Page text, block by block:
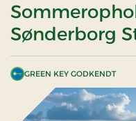
Sønderborg
GREEN KEY GODKENDT